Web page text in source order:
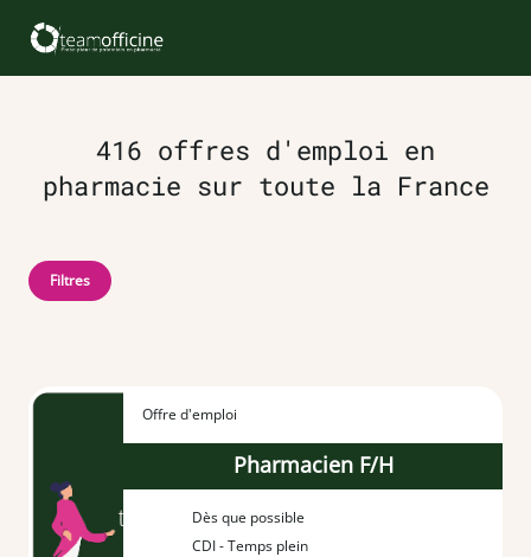
416 offres d'emploi en
pharmacie sur toute la France
Filtres
Offre d'emploi
Pharmacien F/H
Dès que possible
CDI - Temps plein